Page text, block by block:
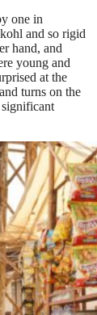
one in
and so rigid
hand, and
young and
at the
turns on the